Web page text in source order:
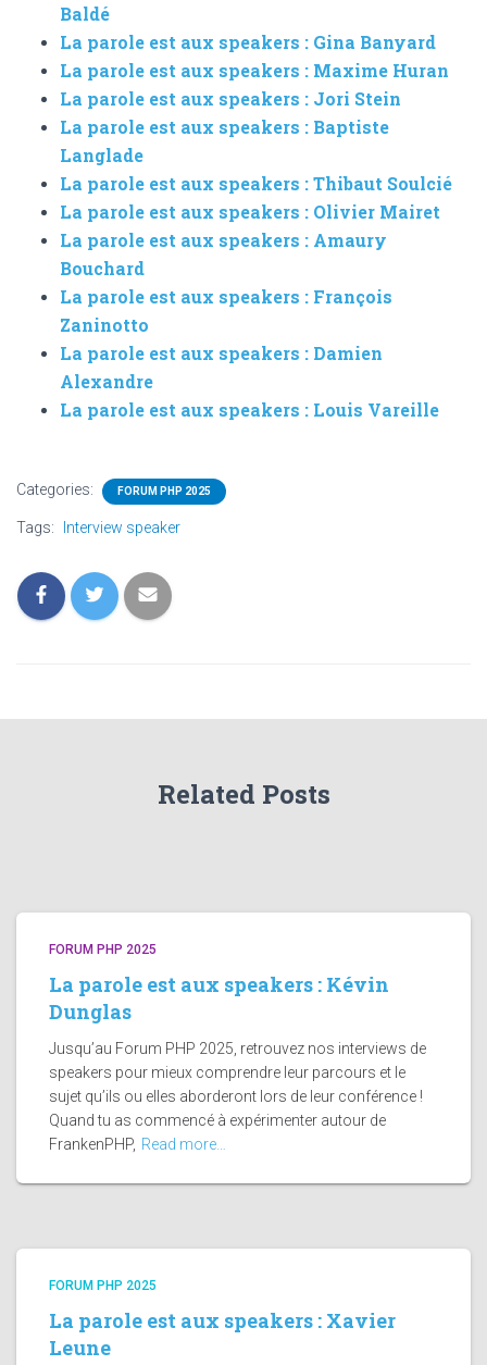
Baldé
La parole est aux speakers : Gina Banyard
La parole est aux speakers : Maxime Huran
La parole est aux speakers : Jori Stein
La parole est aux speakers : Baptiste
Langlade
La parole est aux speakers : Thibaut Soulcié
La parole est aux speakers : Olivier Mairet
La parole est aux speakers : Amaury
Bouchard
La parole est aux speakers : François
Zaninotto
La parole est aux speakers : Damien
Alexandre
La parole est aux speakers : Louis Vareille
Categories: FORUM PHP 2025
Tags: Interview speaker
Related Posts
FORUM PHP 2025
La parole est aux speakers : Kévin
Dunglas
Jusqu’au Forum PHP 2025, retrouvez nos interviews de
speakers pour mieux comprendre leur parcours et le
sujet qu’ils ou elles aborderont lors de leur conférence !
Quand tu as commencé à expérimenter autour de
FrankenPHP, Read more…
FORUM PHP 2025
La parole est aux speakers : Xavier
Leune